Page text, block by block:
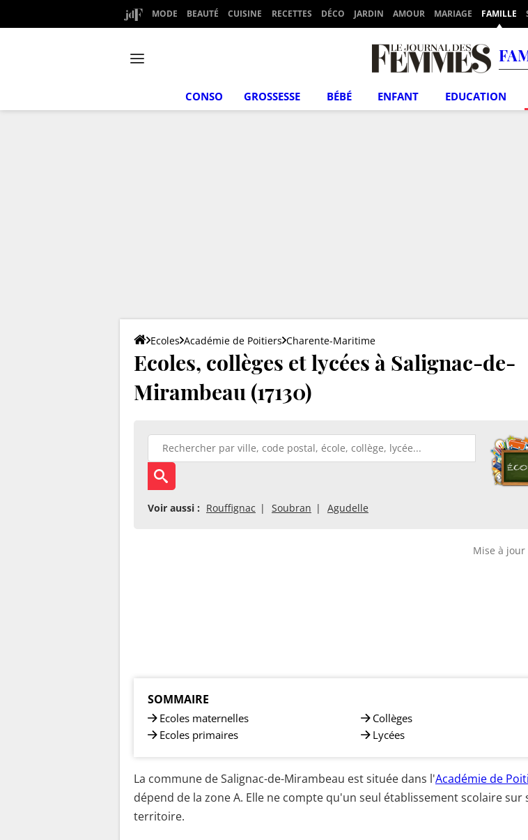
MODE BEAUTÉ CUISINE RECETTES DÉCO JARDIN AMOUR MARIAGE FAMILLE
CONSO GROSSESSE BÉBÉ ENFANT EDUCATION
Ecoles Académie de Poitiers Charente-Maritime
Ecoles, collèges et lycées à Salignac-de-
Mirambeau (17130)
Voir aussi : Rouffignac Soubran Agudelle
Mise à jour
SOMMAIRE
Ecoles maternelles
Ecoles primaires
Collèges
Lycées
La commune de Salignac-de-Mirambeau est située dans l'Académie de
dépend de la zone A. Elle ne compte qu'un seul établissement scolaire sur
territoire.